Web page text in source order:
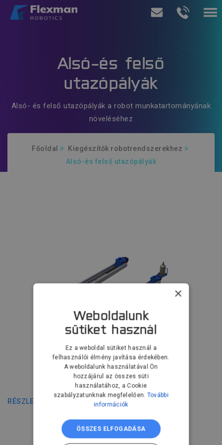
Termékeink
Alsó-és felső
utazópályák
Alsó- és felső utazópályák a robot munkatartományának
növeléséhez
Főoldal
Kiegészítők robotrendszerekhez
Alsó-és felső utazópályák
Alsó utazópálya
RÉSZLETEK
×
Weboldalunk
sütiket használ
Ez a weboldal sütiket használ a
felhasználói élmény javítása érdekében.
A weboldalunk használatával Ön
hozzájárul az összes süti
használatához, a Cookie
szabályzatunknak megfelelően. További
információk
ÖSSZES ELFOGADÁSA